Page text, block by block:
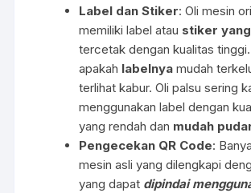
Label dan Stiker: Oli mesin
memiliki label atau stiker
tercetak dengan kualitas
apakah labelnya mudah
terlihat kabur. Oli palsu sering
menggunakan label dengan
yang rendah dan mudah
Pengecekan QR Code:
mesin asli yang dilengkapi
yang dapat dipindai